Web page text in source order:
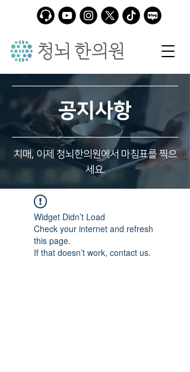
공지사항
치매, 이제 청뇌한의원에서 마침표를 찍으
세요.
Widget Didn’t Load
Check your internet and refresh
this page.
If that doesn’t work, contact us.